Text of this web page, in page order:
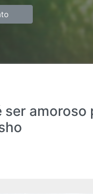
amoroso